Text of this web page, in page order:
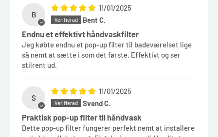
B
11/01/2025
Bent C.
Endnu et effektivt håndvaskfilter
Jeg købte endnu et pop-up filter til badeværelset lige
så nemt at sætte i som det første. Effektivt og ser
stilrent ud.
S
11/01/2025
Svend C.
Praktisk pop-up filter til håndvask
Dette pop-up filter fungerer perfekt nemt at installere